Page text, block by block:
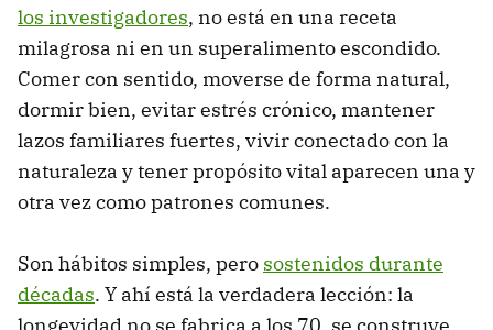
los investigadores, no está en una receta
milagrosa ni en un superalimento escondido.
Comer con sentido, moverse de forma natural,
dormir bien, evitar estrés crónico, mantener
lazos familiares fuertes, vivir conectado con la
naturaleza y tener propósito vital aparecen una y
otra vez como patrones comunes.
Son hábitos simples, pero sostenidos durante
décadas. Y ahí está la verdadera lección: la